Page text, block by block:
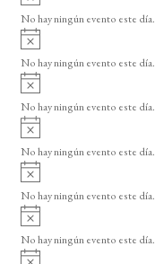
o
v
i
o
No hay ningún evento este día.
A
v
i
o
No hay ningún evento este día.
A
v
i
o
No hay ningún evento este día.
A
v
i
o
No hay ningún evento este día.
A
v
i
o
No hay ningún evento este día.
A
v
i
No hay ningún evento este día.
A